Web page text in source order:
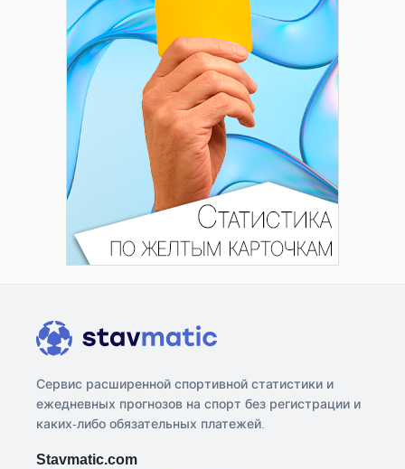
Сервис расширенной спортивной статистики и
ежедневных прогнозов на спорт без регистрации и
каких-либо обязательных платежей.
Stavmatic.com